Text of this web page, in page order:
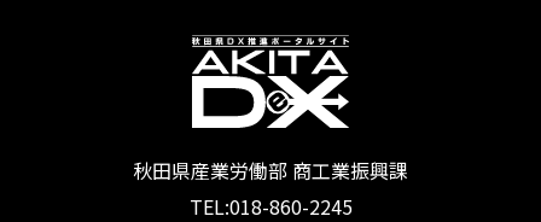
秋田県産業労働部 商工業振興課
TEL:018-860-2245